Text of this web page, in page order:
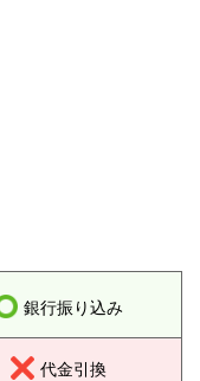
銀行振り込み
代金引換